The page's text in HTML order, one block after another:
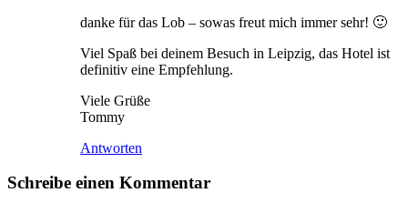
danke für das Lob – sowas freut mich immer sehr! 🙂
Viel Spaß bei deinem Besuch in Leipzig, das Hotel ist
definitiv eine Empfehlung.
Viele Grüße
Tommy
Antworten
Schreibe einen Kommentar